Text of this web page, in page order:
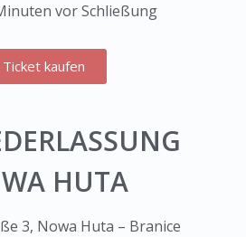
vor Schließung
Ticket kaufen
HUTA
3, Nowa Huta – Branice